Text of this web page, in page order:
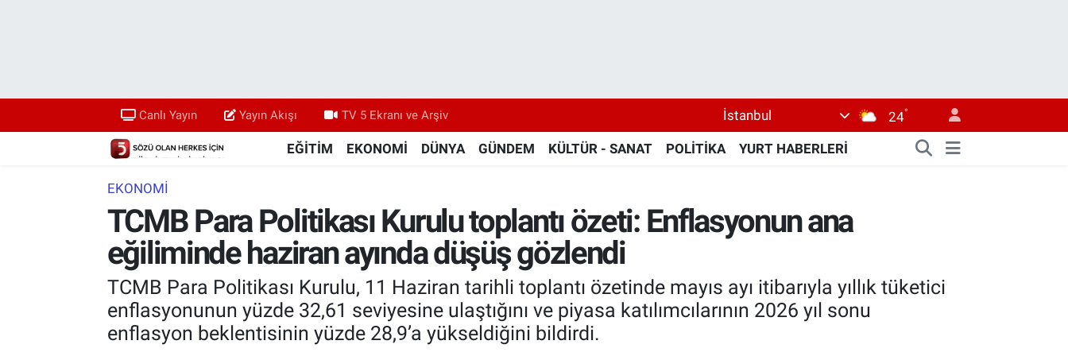
Canlı Yayın Yayın Akışı TV 5 Ekranı ve Arşiv İstanbul 24°
EĞİTİM EKONOMİ DÜNYA GÜNDEM KÜLTÜR - SANAT POLİTİKA YURT HABERLERİ
EKONOMİ
TCMB Para Politikası Kurulu toplantı özeti: Enflasyonun ana
eğiliminde haziran ayında düşüş gözlendi
TCMB Para Politikası Kurulu, 11 Haziran tarihli toplantı özetinde mayıs ayı itibarıyla yıllık tüketici
enflasyonunun yüzde 32,61 seviyesine ulaştığını ve piyasa katılımcılarının 2026 yıl sonu
enflasyon beklentisinin yüzde 28,9’a yükseldiğini bildirdi.
Yayın Akışı
TV 5 Ekranı ve Arşiv